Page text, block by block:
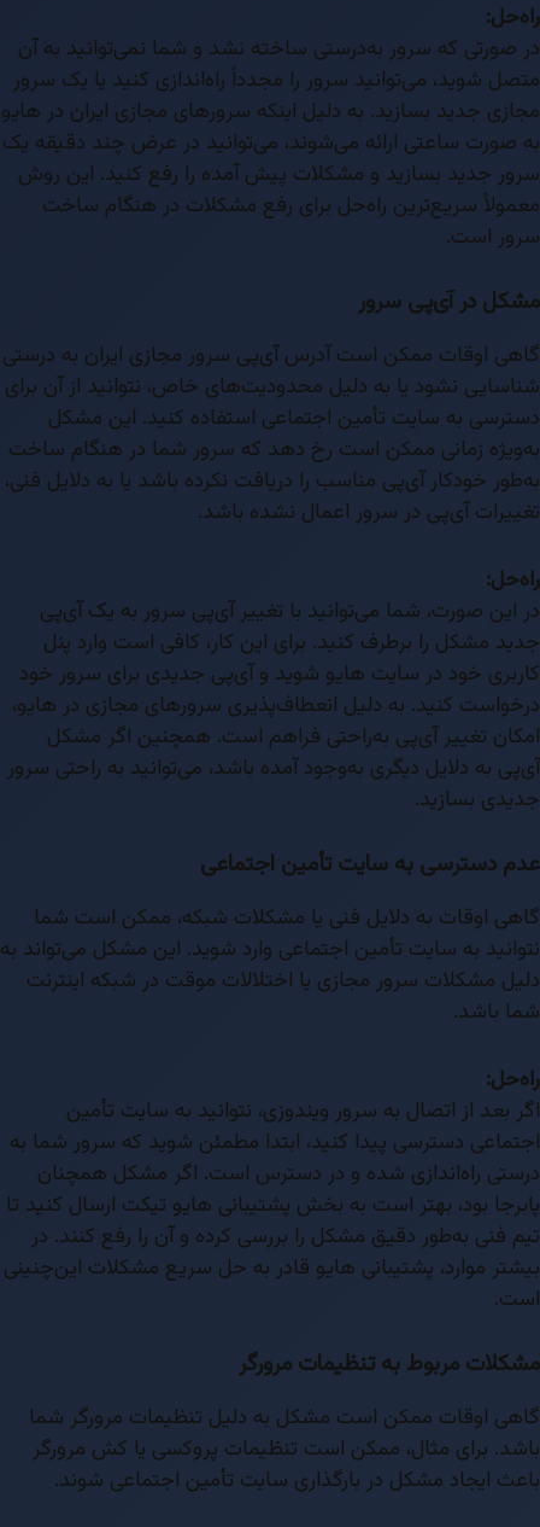
راه‌حل:
در صورتی که سرور به‌درستی ساخته نشد و شما نمی‌توانید به آن
متصل شوید، می‌توانید سرور را مجدداً راه‌اندازی کنید یا یک سرور
مجازی جدید بسازید. به دلیل اینکه سرورهای مجازی ایران در هایو
به صورت ساعتی ارائه می‌شوند، می‌توانید در عرض چند دقیقه یک
سرور جدید بسازید و مشکلات پیش آمده را رفع کنید. این روش
معمولاً سریع‌ترین راه‌حل برای رفع مشکلات در هنگام ساخت
سرور است.
مشکل در آی‌پی سرور
گاهی اوقات ممکن است آدرس آی‌پی سرور مجازی ایران به درستی
شناسایی نشود یا به دلیل محدودیت‌های خاص، نتوانید از آن برای
دسترسی به سایت تأمین اجتماعی استفاده کنید. این مشکل
به‌ویژه زمانی ممکن است رخ دهد که سرور شما در هنگام ساخت
به‌طور خودکار آی‌پی مناسب را دریافت نکرده باشد یا به دلایل فنی،
تغییرات آی‌پی در سرور اعمال نشده باشد.
راه‌حل:
در این صورت، شما می‌توانید با تغییر آی‌پی سرور به یک آی‌پی
جدید مشکل را برطرف کنید. برای این کار، کافی است وارد پنل
کاربری خود در سایت هایو شوید و آی‌پی جدیدی برای سرور خود
درخواست کنید. به دلیل انعطاف‌پذیری سرورهای مجازی در هایو،
امکان تغییر آی‌پی به‌راحتی فراهم است. همچنین اگر مشکل
آی‌پی به دلایل دیگری به‌وجود آمده باشد، می‌توانید به راحتی سرور
جدیدی بسازید.
عدم دسترسی به سایت تأمین اجتماعی
گاهی اوقات به دلایل فنی یا مشکلات شبکه، ممکن است شما
نتوانید به سایت تأمین اجتماعی وارد شوید. این مشکل می‌تواند به
دلیل مشکلات سرور مجازی یا اختلالات موقت در شبکه اینترنت
شما باشد.
راه‌حل:
اگر بعد از اتصال به سرور ویندوزی، نتوانید به سایت تأمین
اجتماعی دسترسی پیدا کنید، ابتدا مطمئن شوید که سرور شما به
درستی راه‌اندازی شده و در دسترس است. اگر مشکل همچنان
پابرجا بود، بهتر است به بخش پشتیبانی هایو تیکت ارسال کنید تا
تیم فنی به‌طور دقیق مشکل را بررسی کرده و آن را رفع کنند. در
بیشتر موارد، پشتیبانی هایو قادر به حل سریع مشکلات این‌چنینی
است.
مشکلات مربوط به تنظیمات مرورگر
گاهی اوقات ممکن است مشکل به دلیل تنظیمات مرورگر شما
باشد. برای مثال، ممکن است تنظیمات پروکسی یا کش مرورگر
باعث ایجاد مشکل در بارگذاری سایت تأمین اجتماعی شوند.